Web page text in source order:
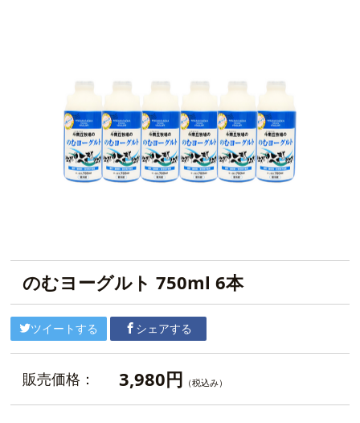
のむヨーグルト 750ml 6本
ツイートする シェアする
販売価格： 3,980円 （税込み）